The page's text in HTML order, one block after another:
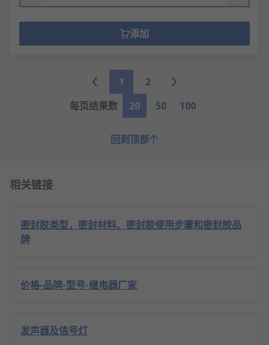
添加
1
2
每页结果数
20 50 100
回到顶部
相关链接
密封胶类型，密封材料、密封胶使用步骤和密封胶品
牌
价格-品牌-型号-继电器厂家
发声器及信号灯